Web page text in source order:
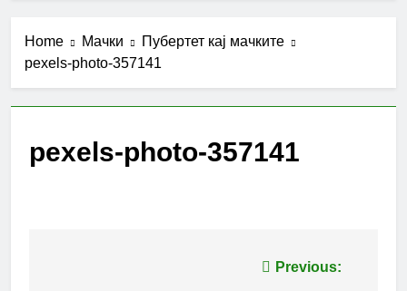
Home Мачки
Пубертет кај мачките
pexels-photo-357141
pexels-photo-357141
Previous: